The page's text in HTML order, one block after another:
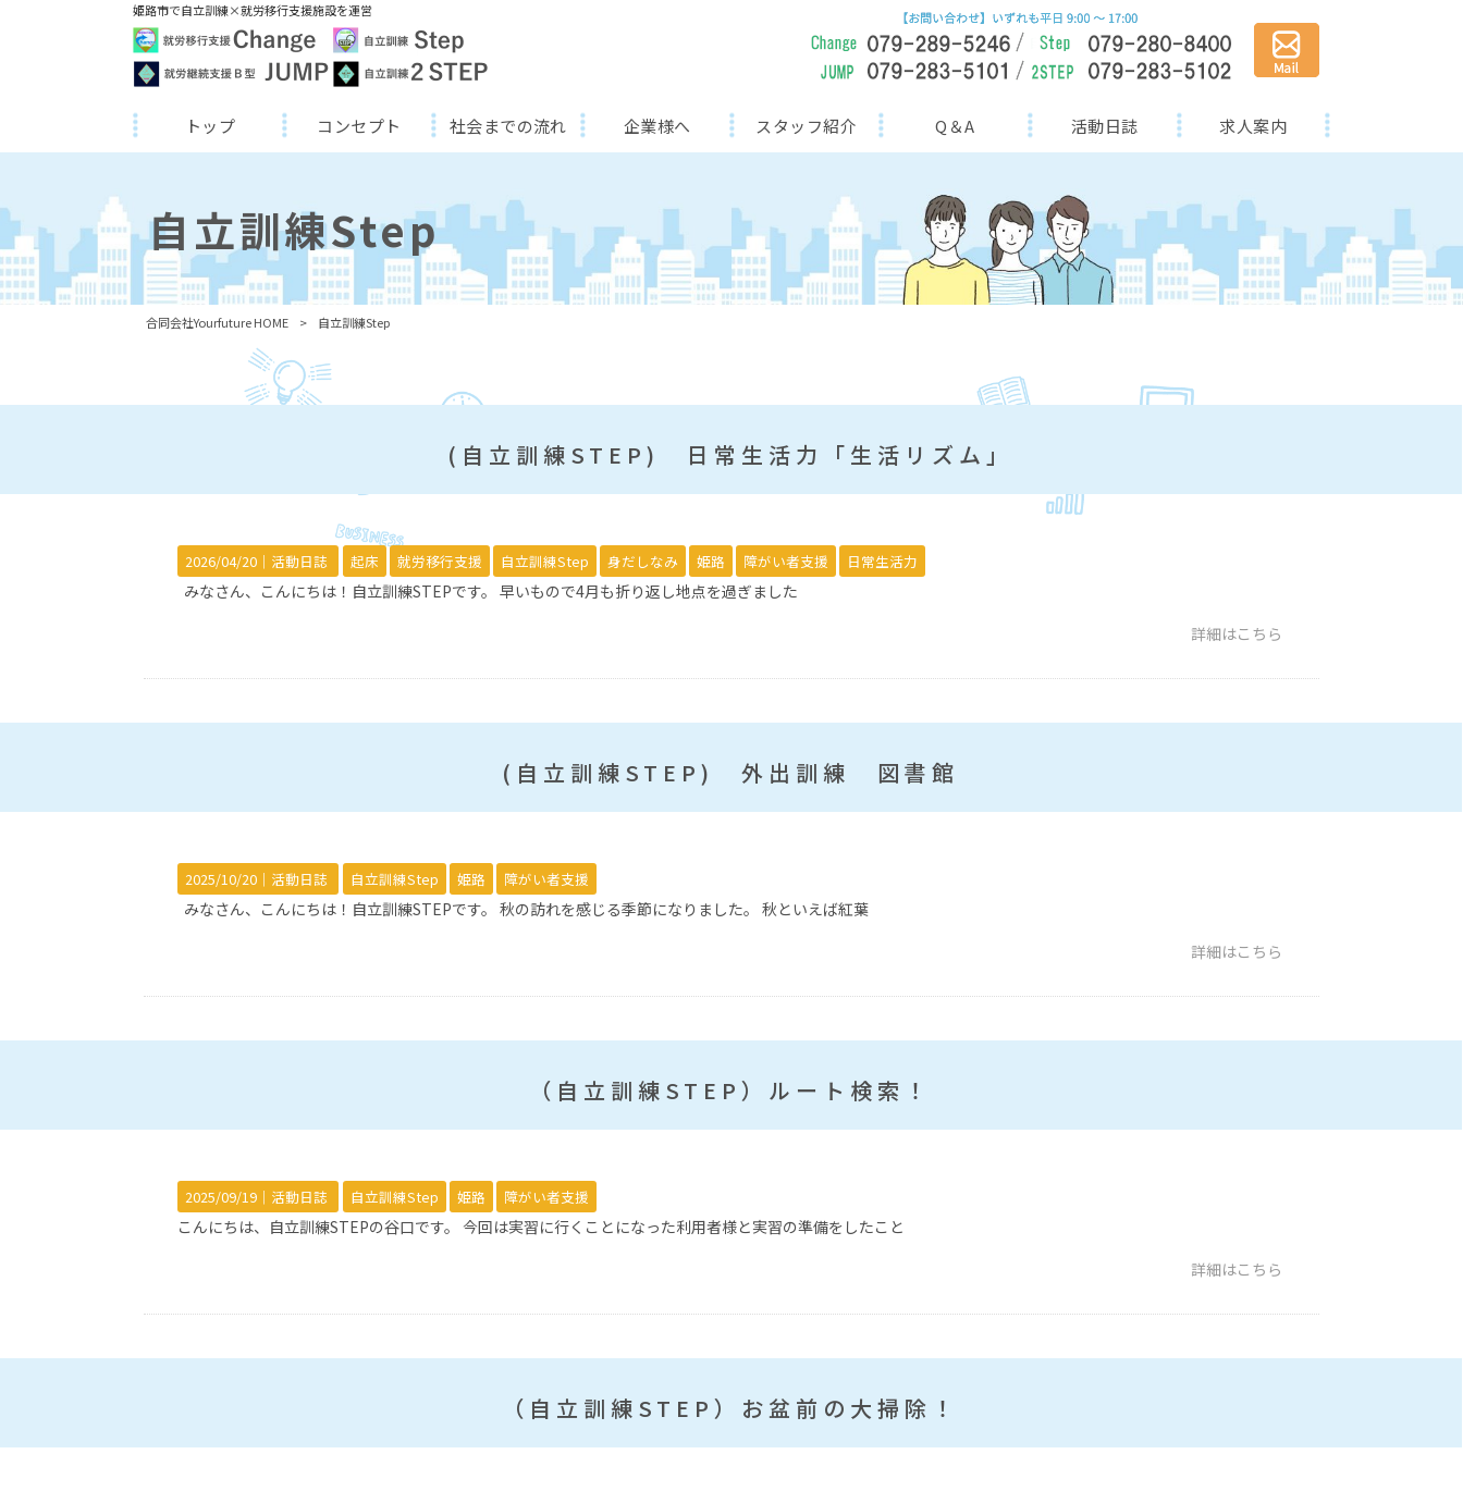
姫路市で自立訓練×就労移行支援施設を運営
トップ コンセプト 社会までの流れ 企業様へ スタッフ紹介 Q＆A 活動日誌 求人案内
自立訓練Step
合同会社Yourfuture HOME > 自立訓練Step
(自立訓練STEP) 日常生活力「生活リズム」
2026/04/20｜ 活動日誌 起床 就労移行支援 自立訓練Step 身だしなみ 姫路 障がい者支援 日常生活力
みなさん、こんにちは！自立訓練STEPです。 早いもので4月も折り返し地点を過ぎました
詳細はこちら
(自立訓練STEP) 外出訓練 図書館
2025/10/20｜ 活動日誌 自立訓練Step 姫路 障がい者支援
みなさん、こんにちは！自立訓練STEPです。 秋の訪れを感じる季節になりました。 秋といえば紅葉
詳細はこちら
（自立訓練STEP）ルート検索！
2025/09/19｜ 活動日誌 自立訓練Step 姫路 障がい者支援
こんにちは、自立訓練STEPの谷口です。 今回は実習に行くことになった利用者様と実習の準備をしたこと
詳細はこちら
（自立訓練STEP）お盆前の大掃除！